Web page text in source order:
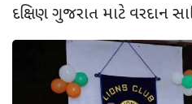
દક્ષિણ ગુજરાત માટે વરદાન